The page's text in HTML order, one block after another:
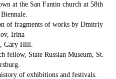
at the San Fantin church at 58th
of fragments of works by Dmitriy
Irina
Gary Hill.
fellow, State Russian Museum, St.
of exhibitions and festivals.